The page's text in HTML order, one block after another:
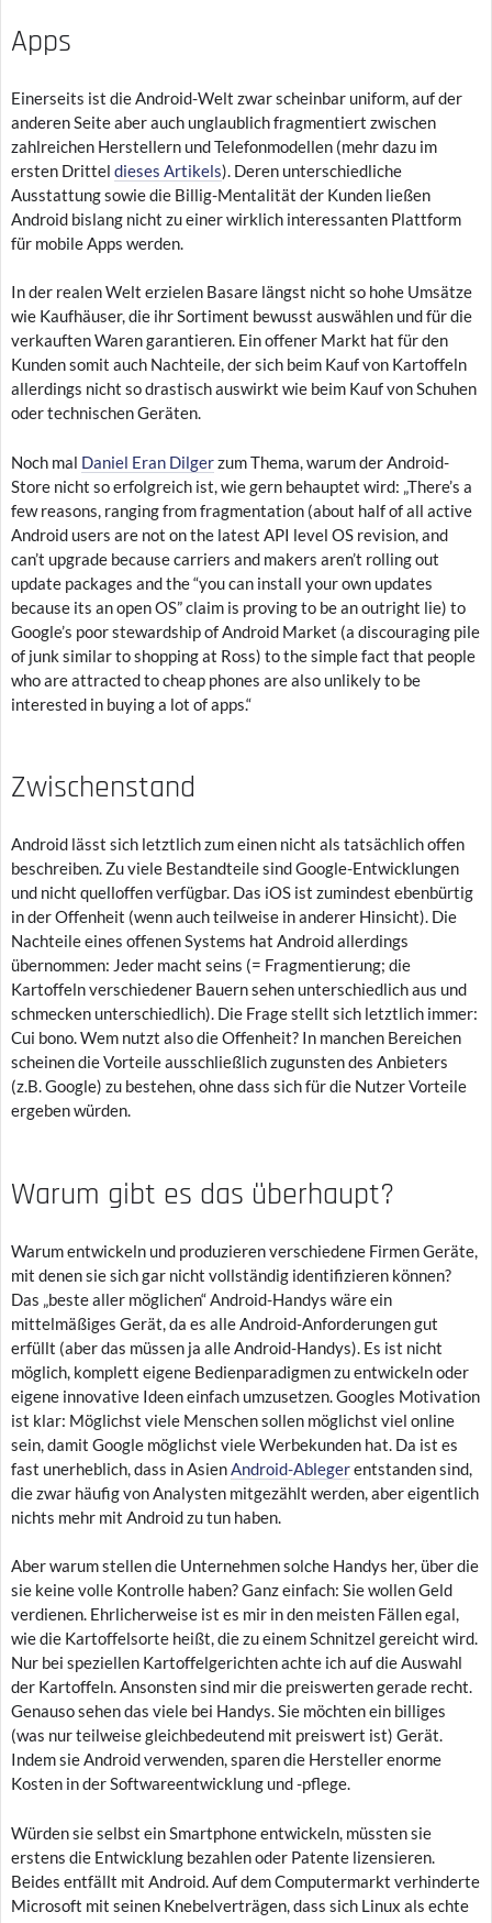
Apps
Einerseits ist die Android-Welt zwar scheinbar uniform, auf der
anderen Seite aber auch unglaublich fragmentiert zwischen
zahlreichen Herstellern und Telefonmodellen (mehr dazu im
ersten Drittel dieses Artikels). Deren unterschiedliche
Ausstattung sowie die Billig-Mentalität der Kunden ließen
Android bislang nicht zu einer wirklich interessanten Plattform
für mobile Apps werden.
In der realen Welt erzielen Basare längst nicht so hohe Umsätze
wie Kaufhäuser, die ihr Sortiment bewusst auswählen und für die
verkauften Waren garantieren. Ein offener Markt hat für den
Kunden somit auch Nachteile, der sich beim Kauf von Kartoffeln
allerdings nicht so drastisch auswirkt wie beim Kauf von Schuhen
oder technischen Geräten.
Noch mal Daniel Eran Dilgerzum Thema, warum der Android-
Store nicht so erfolgreich ist, wie gern behauptet wird: „There’s a
few reasons, ranging from fragmentation (about half of all active
Android users are not on the latest API level OS revision, and
can’t upgrade because carriers and makers aren’t rolling out
update packages and the “you can install your own updates
because its an open OS” claim is proving to be an outright lie) to
Google’s poor stewardship of Android Market (a discouraging pile
of junk similar to shopping at Ross) to the simple fact that people
who are attracted to cheap phones are also unlikely to be
interested in buying a lot of apps.“
Zwischenstand
Android lässt sich letztlich zum einen nicht als tatsächlich offen
beschreiben. Zu viele Bestandteile sind Google-Entwicklungen
und nicht quelloffen verfügbar. Das iOS ist zumindest ebenbürtig
in der Offenheit (wenn auch teilweise in anderer Hinsicht). Die
Nachteile eines offenen Systems hat Android allerdings
übernommen: Jeder macht seins (= Fragmentierung; die
Kartoffeln verschiedener Bauern sehen unterschiedlich aus und
schmecken unterschiedlich). Die Frage stellt sich letztlich immer:
Cui bono. Wem nutzt also die Offenheit? In manchen Bereichen
scheinen die Vorteile ausschließlich zugunsten des Anbieters
(z.B. Google) zu bestehen, ohne dass sich für die Nutzer Vorteile
ergeben würden.
Warum gibt es das überhaupt?
Warum entwickeln und produzieren verschiedene Firmen Geräte,
mit denen sie sich gar nicht vollständig identifizieren können?
Das „beste aller möglichen“ Android-Handys wäre ein
mittelmäßiges Gerät, da es alle Android-Anforderungen gut
erfüllt (aber das müssen ja alle Android-Handys). Es ist nicht
möglich, komplett eigene Bedienparadigmen zu entwickeln oder
eigene innovative Ideen einfach umzusetzen. Googles Motivation
ist klar: Möglichst viele Menschen sollen möglichst viel online
sein, damit Google möglichst viele Werbekunden hat. Da ist es
fast unerheblich, dass in AsienAndroid-Ablegerentstanden sind,
die zwar häufig von Analysten mitgezählt werden, aber eigentlich
nichts mehr mit Android zu tun haben.
Aber warum stellen die Unternehmen solche Handys her, über die
sie keine volle Kontrolle haben? Ganz einfach: Sie wollen Geld
verdienen. Ehrlicherweise ist es mir in den meisten Fällen egal,
wie die Kartoffelsorte heißt, die zu einem Schnitzel gereicht wird.
Nur bei speziellen Kartoffelgerichten achte ich auf die Auswahl
der Kartoffeln. Ansonsten sind mir die preiswerten gerade recht.
Genauso sehen das viele bei Handys. Sie möchten ein billiges
(was nur teilweise gleichbedeutend mit preiswert ist) Gerät.
Indem sie Android verwenden, sparen die Hersteller enorme
Kosten in der Softwareentwicklung und -pflege.
Würden sie selbst ein Smartphone entwickeln, müssten sie
erstens die Entwicklung bezahlen oder Patente lizensieren.
Beides entfällt mit Android. Auf dem Computermarkt verhinderte
Microsoft mit seinen Knebelverträgen, dass sich Linux als echte